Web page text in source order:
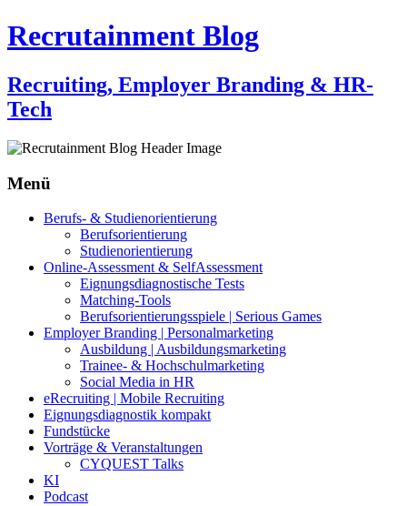
Recrutainment Blog
Recruiting, Employer Branding & HR-
Tech
Menü
Zum
Berufs- & Studienorientierung
Berufsorientierung
Studienorientierung
Online-Assessment & SelfAssessment
Eignungsdiagnostische Tests
Matching-Tools
Berufsorientierungsspiele | Serious Games
Employer Branding | Personalmarketing
Ausbildung | Ausbildungsmarketing
Trainee- & Hochschulmarketing
Social Media in HR
eRecruiting | Mobile Recruiting
Eignungsdiagnostik kompakt
Fundstücke
Vorträge & Veranstaltungen
CYQUEST Talks
KI
Podcast